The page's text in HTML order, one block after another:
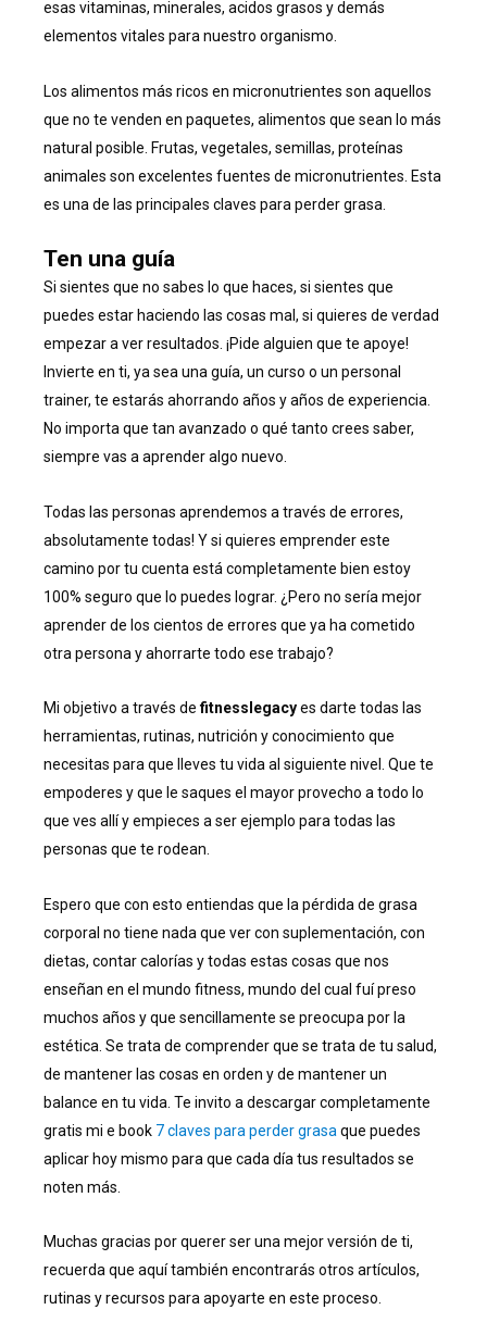
esas vitaminas, minerales, acidos grasos y demás
elementos vitales para nuestro organismo.
Los alimentos más ricos en micronutrientes son aquellos
que no te venden en paquetes, alimentos que sean lo más
natural posible. Frutas, vegetales, semillas, proteínas
animales son excelentes fuentes de micronutrientes. Esta
es una de las principales claves para perder grasa.
Ten una guía
Si sientes que no sabes lo que haces, si sientes que
puedes estar haciendo las cosas mal, si quieres de verdad
empezar a ver resultados. ¡Pide alguien que te apoye!
Invierte en ti, ya sea una guía, un curso o un personal
trainer, te estarás ahorrando años y años de experiencia.
No importa que tan avanzado o qué tanto crees saber,
siempre vas a aprender algo nuevo.
Todas las personas aprendemos a través de errores,
absolutamente todas! Y si quieres emprender este
camino por tu cuenta está completamente bien estoy
100% seguro que lo puedes lograr. ¿Pero no sería mejor
aprender de los cientos de errores que ya ha cometido
otra persona y ahorrarte todo ese trabajo?
Mi objetivo a través de fitnesslegacyes darte todas las
herramientas, rutinas, nutrición y conocimiento que
necesitas para que lleves tu vida al siguiente nivel. Que te
empoderes y que le saques el mayor provecho a todo lo
que ves allí y empieces a ser ejemplo para todas las
personas que te rodean.
Espero que con esto entiendas que la pérdida de grasa
corporal no tiene nada que ver con suplementación, con
dietas, contar calorías y todas estas cosas que nos
enseñan en el mundo fitness, mundo del cual fuí preso
muchos años y que sencillamente se preocupa por la
estética. Se trata de comprender que se trata de tu salud,
de mantener las cosas en orden y de mantener un
balance en tu vida. Te invito a descargar completamente
gratis mi e book 7 claves para perder grasa que puedes
aplicar hoy mismo para que cada día tus resultados se
noten más.
Muchas gracias por querer ser una mejor versión de ti,
recuerda que aquí también encontrarás otros artículos,
rutinas y recursos para apoyarte en este proceso.